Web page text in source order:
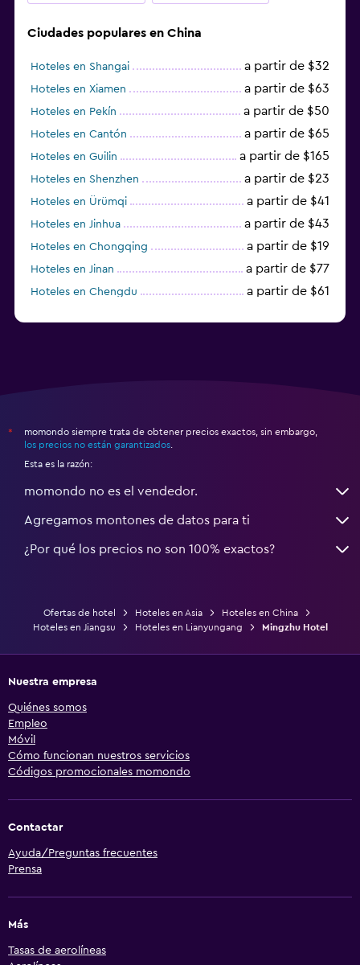
Ciudades populares en China
Hoteles en Shangai a partir de $32
Hoteles en Xiamen a partir de $63
Hoteles en Pekín a partir de $50
Hoteles en Cantón a partir de $65
Hoteles en Guilin a partir de $165
Hoteles en Shenzhen a partir de $23
Hoteles en Ürümqi a partir de $41
Hoteles en Jinhua a partir de $43
Hoteles en Chongqing a partir de $19
Hoteles en Jinan a partir de $77
Hoteles en Chengdu a partir de $61
*
momondo siempre trata de obtener precios exactos, sin embargo,
los precios no están garantizados
Esta es la razón:
momondo no es el vendedor.
Agregamos montones de datos para ti
¿Por qué los precios no son 100% exactos?
Ofertas de hotel Hoteles en Asia
Hoteles en China
Hoteles en Jiangsu
Hoteles en Lianyungang Mingzhu Hotel
Nuestra empresa
Quiénes somos
Empleo
Móvil
Cómo funcionan nuestros servicios
Códigos promocionales momondo
Contactar
Ayuda/Preguntas frecuentes
Prensa
Más
Tasas de aerolíneas